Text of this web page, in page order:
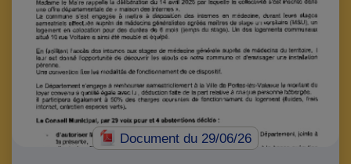
Documentdu 29/06/26